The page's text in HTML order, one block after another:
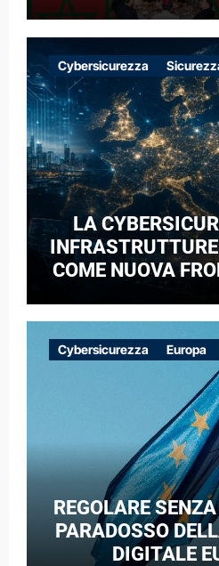
Cybersicurezza
LA
COME NUOVA
CASO DELLE
EUROPEE NEL
GUERRA
Cybersicurezza Europa
REGOLARE
PARADOSSO
DIGITALE